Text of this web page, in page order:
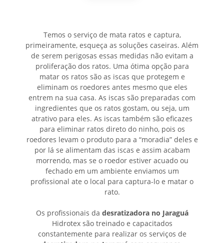
Temos o serviço de mata ratos e captura,
primeiramente, esqueça as soluções caseiras. Além
de serem perigosas essas medidas não evitam a
proliferação dos ratos. Uma ótima opção para
matar os ratos são as iscas que protegem e
eliminam os roedores antes mesmo que eles
entrem na sua casa. As iscas são preparadas com
ingredientes que os ratos gostam, ou seja, um
atrativo para eles. As iscas também são eficazes
para eliminar ratos direto do ninho, pois os
roedores levam o produto para a “moradia” deles e
por lá se alimentam das iscas e assim acabam
morrendo, mas se o roedor estiver acuado ou
fechado em um ambiente enviamos um
profissional ate o local para captura-lo e matar o
rato.
Os profissionais da desratizadora no Jaraguá
Hidrotex são treinado e capacitados
constantemente para realizar os serviços de